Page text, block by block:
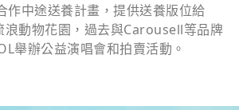
作中途送養計畫，提供送養版位給
浪動物花園，過去與Carousell等品牌
舉辦公益演唱會和拍賣活動。